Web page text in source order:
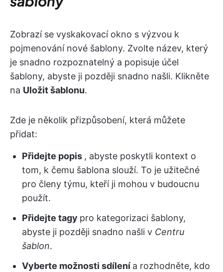
Zobrazí se vyskakovací okno s výzvou k
pojmenování nové šablony. Zvolte název, který
je snadno rozpoznatelný a popisuje účel
šablony, abyste ji později snadno našli. Klikněte
na Uložit šablonu.
Zde je několik přizpůsobení, která můžete
přidat:
Přidejte popis , abyste poskytli kontext o
tom, k čemu šablona slouží. To je užitečné
pro členy týmu, kteří ji mohou v budoucnu
použít.
Přidejte tagy pro kategorizaci šablony,
abyste ji později snadno našli v Centru
šablon.
Vyberte možnosti sdílení a rozhodněte, kdo